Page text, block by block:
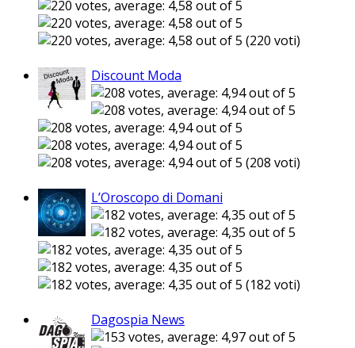
(220 voti)
Discount Moda
(208 voti)
L’Oroscopo di Domani
(182 voti)
Dagospia News